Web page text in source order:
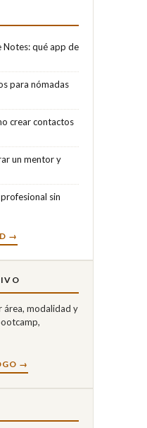
qué app de
para nómadas
crear contactos
un mentor y
sin
→
área, modalidad y
→